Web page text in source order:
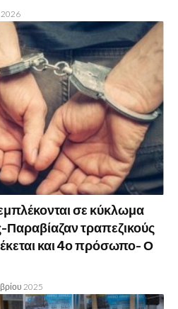
σε κύκλωμα
Παραβίαζαν τραπεζικούς
και 4ο πρόσωπο- Ο
2025